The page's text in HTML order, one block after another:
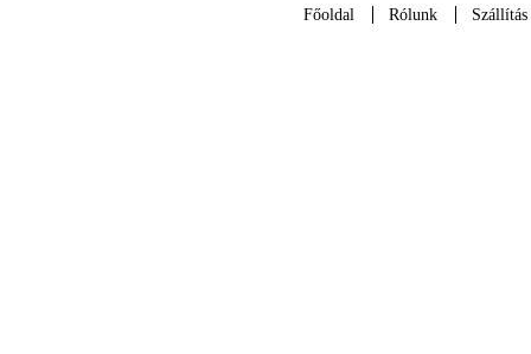
Főoldal Rólunk Szállítás